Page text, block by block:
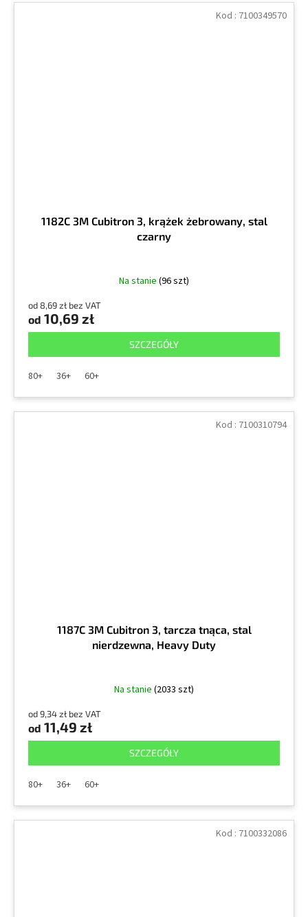
1182C 3M Cubitron 3, krążek żebrowany, stal
czarny
Na stanie (96 szt)
od 8,69 zł bez VAT
od 10,69 zł
SZCZEGÓŁY
80+ 36+ 60+
Kod : 7100349570
1187C 3M Cubitron 3, tarcza tnąca, stal
nierdzewna, Heavy Duty
Na stanie (2033 szt)
od 9,34 zł bez VAT
od 11,49 zł
SZCZEGÓŁY
80+ 36+ 60+
Kod : 7100310794
Kod : 7100332086